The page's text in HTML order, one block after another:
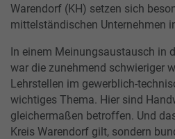
Warendorf (KH) setzen sich
mittelständischen Unternehmen
In einem Meinungsaustausch in
war die zunehmend schwieriger
Lehrstellen im gewerblich-
wichtiges Thema. Hier sind
gleichermaßen betroffen. Und
Kreis Warendorf gilt, sondern